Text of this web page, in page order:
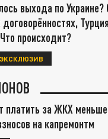
выхода по
происходит?
ЭКСКЛЮЗИВ
платить за ЖКХ
на капремонтм